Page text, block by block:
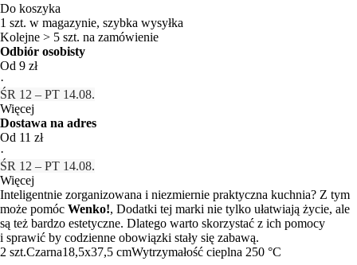
Do koszyka
1 szt. w magazynie, szybka wysyłka
Kolejne > 5 szt. na zamówienie
Odbiór osobisty
Od 9 zł
·
ŚR 12 – PT 14.08.
Więcej
Dostawa na adres
Od 11 zł
·
ŚR 12 – PT 14.08.
Więcej
Inteligentnie zorganizowana i niezmiernie praktyczna kuchnia? Z tym
może pomóc Wenko!, Dodatki tej marki nie tylko ułatwiają życie, ale
są też bardzo estetyczne. Dlatego warto skorzystać z ich pomocy
i sprawić by codzienne obowiązki stały się zabawą.
2 szt.Czarna18,5x37,5 cmWytrzymałość cieplna 250 °C